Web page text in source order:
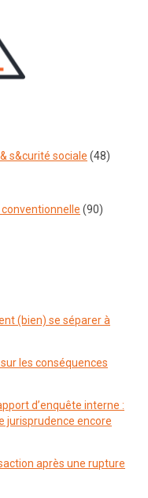
s&curité sociale (48)
(90)
(bien) se séparer à
les conséquences
d’enquête interne :
jurisprudence encore
après une rupture